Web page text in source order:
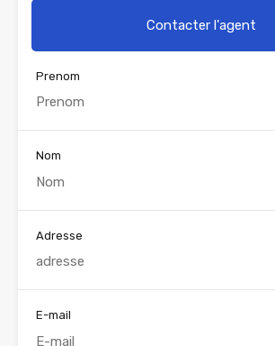
Contacter l'agent
Prenom
Nom
Adresse
E-mail